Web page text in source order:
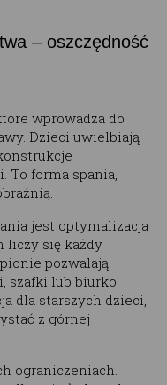
– oszczędność
wprowadza do
Dzieci uwielbiają
To forma spania,
jest optymalizacja
liczy się każdy
pozwalają
szafki lub biurko.
dla starszych dzieci,
z górnej
ograniczeniach.